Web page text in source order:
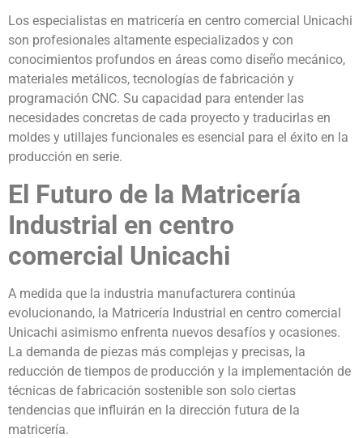
Los especialistas en matricería en centro comercial Unicachi
son profesionales altamente especializados y con
conocimientos profundos en áreas como diseño mecánico,
materiales metálicos, tecnologías de fabricación y
programación CNC. Su capacidad para entender las
necesidades concretas de cada proyecto y traducirlas en
moldes y utillajes funcionales es esencial para el éxito en la
producción en serie.
El Futuro de la Matricería
Industrial en centro
comercial Unicachi
A medida que la industria manufacturera continúa
evolucionando, la Matricería Industrial en centro comercial
Unicachi asimismo enfrenta nuevos desafíos y ocasiones.
La demanda de piezas más complejas y precisas, la
reducción de tiempos de producción y la implementación de
técnicas de fabricación sostenible son solo ciertas
tendencias que influirán en la dirección futura de la
matricería.